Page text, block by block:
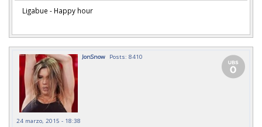
Ligabue - Happy hour
JonSnow Posts: 8410
24 marzo, 2015 - 18:38